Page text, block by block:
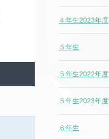
４年生2023年度
５年生
５年生2022年度
５年生2023年度
６年生